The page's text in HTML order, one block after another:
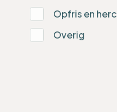
Opfris en
Overig